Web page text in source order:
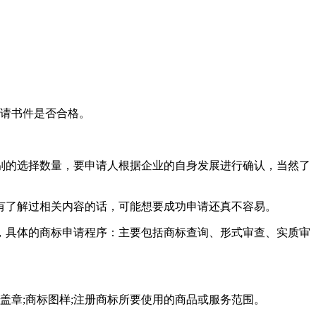
书件是否合格。
选择数量，要申请人根据企业的自身发展进行确认，当然了
解过相关内容的话，可能想要成功申请还真不容易。
体的商标申请程序：主要包括商标查询、形式审查、实质审
;商标图样;注册商标所要使用的商品或服务范围。